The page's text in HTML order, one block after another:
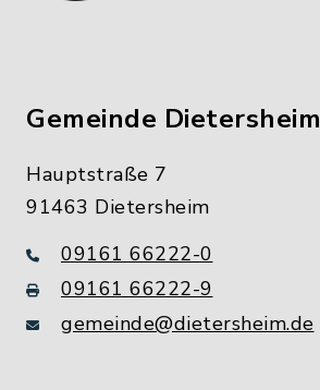
Gemeinde Dietersheim
Hauptstraße 7
91463 Dietersheim
09161 66222-0
09161 66222-9
gemeinde@dietersheim.de